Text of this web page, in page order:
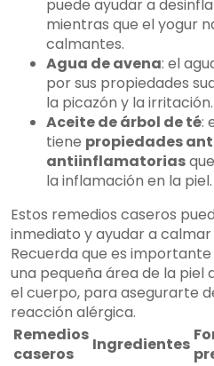
puede ayudar a
mientras que el yogur
calmantes.
Agua de avena: el
por sus propiedades
la picazón y la irritación.
Aceite de árbol de té:
tiene propiedades
antiinflamatorias
la inflamación en la piel.
Estos remedios caseros
inmediato y ayudar a calmar
Recuerda que es
una pequeña área de la piel
el cuerpo, para asegurarte
reacción alérgica.
Remedios
caseros
Ingredientes